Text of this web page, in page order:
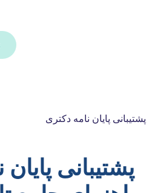
پشتیبانی پایان نامه دکتری
پشتیبانی